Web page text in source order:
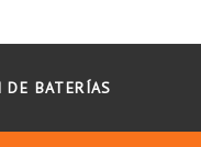
DE BATERÍAS